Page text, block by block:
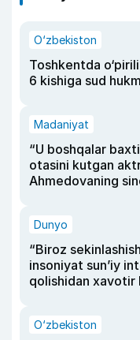
O‘zbekiston
Toshkentda
6 kishiga sud
Madaniyat
“U boshqalar
otasini kutgan
Ahmedovaning
Dunyo
“Biroz
insoniyat sun’iy
qolishidan xavotir
O‘zbekiston